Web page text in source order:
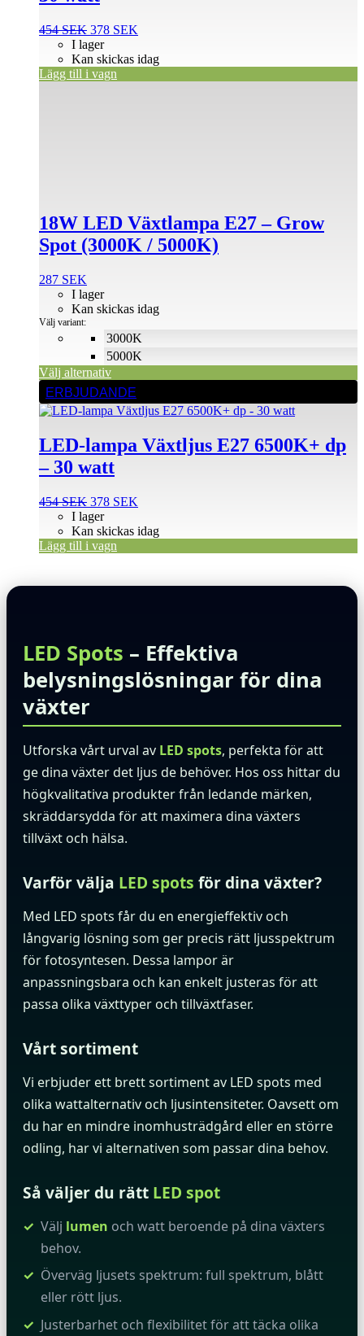
454SEK Det
ursprungliga
priset
var:
378 SEK
priset
I lager
Kan skickas idag
Lägg till i vagn
18W LED Växtlampa E27 – Grow
Spot (3000K / 5000K)
287 SEK
3000K
5000K
I lager
Kan skickas idag
Välj variant:
Välj alternativ
kan
väljas
på
ERBJUDANDE
LED-lampa Växtljus E27 6500K+ dp
– 30 watt
454SEK Det
ursprungliga
priset
var:
378 SEK
priset
I lager
Kan skickas idag
Lägg till i vagn
LED Spots – Effektiva
belysningslösningar för dina
växter
Utforska vårt urval av LED spots, perfekta för att
ge dina växter det ljus de behöver. Hos oss hittar du
högkvalitativa produkter från ledande märken,
skräddarsydda för att maximera dina växters
tillväxt och hälsa.
Varför välja LED spots för dina växter?
Med LED spots får du en energieffektiv och
långvarig lösning som ger precis rätt ljusspektrum
för fotosyntesen. Dessa lampor är
anpassningsbara och kan enkelt justeras för att
passa olika växttyper och tillväxtfaser.
Vårt sortiment
Vi erbjuder ett brett sortiment av LED spots med
olika wattalternativ och ljusintensiteter. Oavsett om
du har en mindre inomhusträdgård eller en större
odling, har vi alternativen som passar dina behov.
Så väljer du rätt LED spot
Välj lumen och watt beroende på dina växters
behov.
Överväg ljusets spektrum: full spektrum, blått
eller rött ljus.
Justerbarhet och flexibilitet för att täcka olika